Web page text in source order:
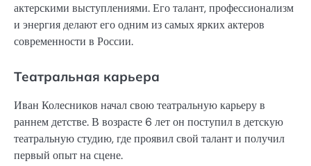
актерскими выступлениями. Его талант, профессионализм
и энергия делают его одним из самых ярких актеров
современности в России.
Театральная карьера
Иван Колесников начал свою театральную карьеру в
раннем детстве. В возрасте 6 лет он поступил в детскую
театральную студию, где проявил свой талант и получил
первый опыт на сцене.